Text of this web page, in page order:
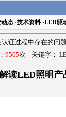
动态·技术资料·LED驱
认证过程中存在的问
9505次 关键字：
解读LED照明产